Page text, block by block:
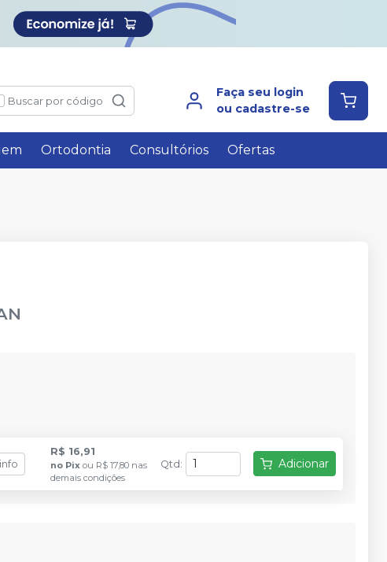
Buscar por código
Faça seu login
ou cadastre-se
Ortodontia Consultórios Ofertas
R$ 16,91
no Pix ou R$ 17,80 nas
demais condições
Qtd : Adicionar